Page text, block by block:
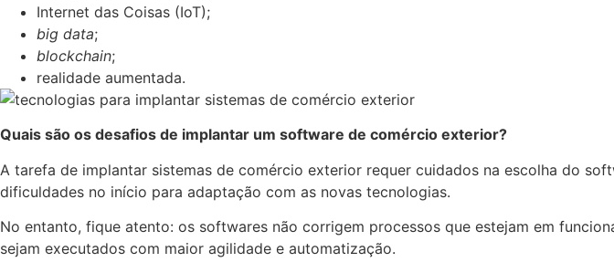
Internet das Coisas (IoT);
big data;
blockchain;
realidade aumentada.
Quais são os desafios de implantar um software de comércio exterior?
A tarefa de implantar sistemas de comércio exterior requer cuidados na escolha do
dificuldades no início para adaptação com as novas tecnologias.
No entanto, fique atento: os softwares não corrigem processos que estejam em
sejam executados com maior agilidade e automatização.